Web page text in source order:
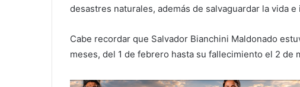
desastres naturales, además de salvaguardar la vida
Cabe recordar que Salvador Bianchini Maldonado
meses, del 1 de febrero hasta su fallecimiento el 2 de